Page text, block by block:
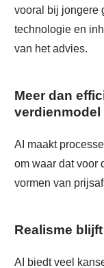
vooral bij jongere
technologie en
van het advies.
Meer dan
verdienmodel
AI maakt
om waar dat voor
vormen van
Realisme
AI biedt veel